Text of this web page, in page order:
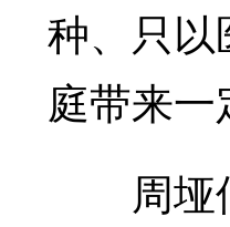
种、只
庭带来
周垭仙